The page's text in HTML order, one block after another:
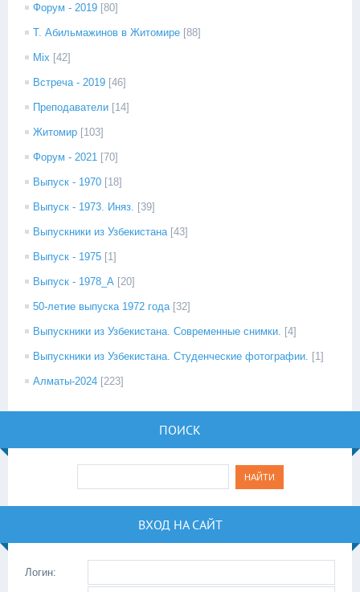
Форум - 2019 [80]
Т. Абильмажинов в Житомире [88]
Mix [42]
Встреча - 2019 [46]
Преподаватели [14]
Житомир [103]
Форум - 2021 [70]
Выпуск - 1970 [18]
Выпуск - 1973. Иняз. [39]
Выпускники из Узбекистана [43]
Выпуск - 1975 [1]
Выпуск - 1978_А [20]
50-летие выпуска 1972 года [32]
Выпускники из Узбекистана. Современные снимки. [4]
Выпускники из Узбекистана. Студенческие фотографии. [1]
Алматы-2024 [223]
ПОИСК
ВХОД НА САЙТ
Логин: